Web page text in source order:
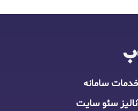
سامانه
سئو سایت